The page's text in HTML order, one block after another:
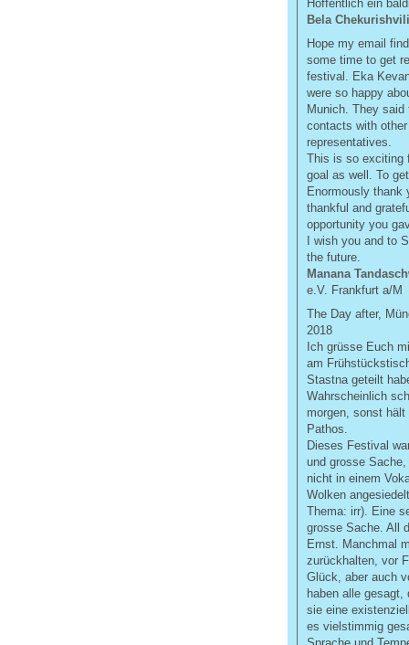
Hoffentlich ein
Bela Chekurishvili
Hope my email
some time to get
festival. Eka
were so happy
Munich. They
contacts with
representatives.
This is so exciting
goal as well. To
Enormously thank
thankful and
opportunity you
I wish you and to
the future.
Manana
e.V. Frankfurt a/M
The Day after,
2018
Ich grüsse Euch
am
Stastna geteilt
Wahrscheinlich
morgen, sonst
Pathos.
Dieses Festival
und grosse
nicht in einem
Wolken
Thema: irr). Eine
grosse Sache. All
Ernst. Manchmal
zurückhalten, vor
Glück, aber auch
haben alle
sie eine
es vielstimmig